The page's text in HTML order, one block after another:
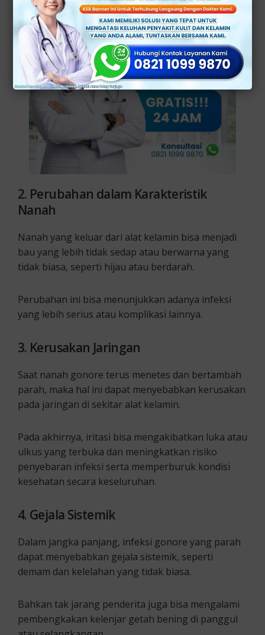
2. Perubahan dalam Karakteristik
Nanah
Nanah yang keluar dari alat kelamin bisa menjadi
bau yang lebih tidak sedap atau berwarna yang
tidak biasa, seperti hijau atau berdarah.
Perubahan ini bisa menunjukkan adanya infeksi
yang lebih serius atau komplikasi lainnya.
3. Kerusakan Jaringan
Saat nanah gonore terus menetes dan bertambah
parah, maka hal ini dapat menyebabkan kerusakan
pada jaringan di sekitar alat kelamin.
Pada akhirnya, iritasi bisa mengakibatkan luka atau
ulkus yang terbuka dan meningkatkan risiko
penyebaran infeksi serta memperburuk kondisi
kesehatan secara keseluruhan.
4. Gejala Sistemik
Dalam jangka panjang, infeksi gonore yang parah
dapat menyebabkan gejala sistemik, seperti
demam dan kelelahan yang tidak biasa.
Bahkan tak jarang penderita juga bisa mengalami
pembengkakan kelenjar getah bening di panggul